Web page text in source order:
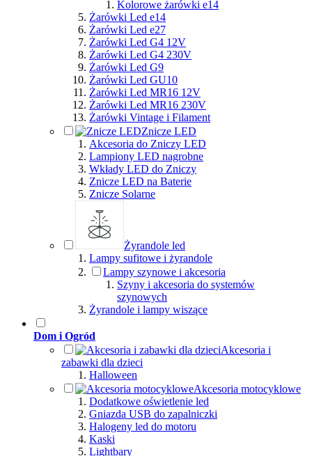
Kolorowe żarówki e14
Żarówki Led e14
Żarówki Led e27
Żarówki Led G4 12V
Żarówki Led G4 230V
Żarówki Led G9
Żarówki Led GU10
Żarówki Led MR16 12V
Żarówki Led MR16 230V
Żarówki Vintage i Filament
Znicze LED
Akcesoria do Zniczy LED
Lampiony LED nagrobne
Wkłady LED do Zniczy
Znicze LED na Baterie
Znicze Solarne
Żyrandole led
Lampy sufitowe i żyrandole
Lampy szynowe i akcesoria
Szyny i akcesoria do systemów
szynowych
Żyrandole i lampy wiszące
Dom i Ogród
Akcesoria i
zabawki dla dzieci
Halloween
Akcesoria motocyklowe
Dodatkowe oświetlenie led
Gniazda USB do zapalniczki
Halogeny led do motoru
Kaski
Lightbary